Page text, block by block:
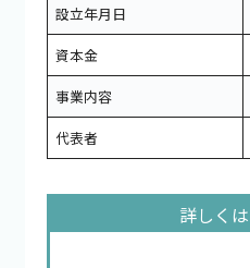
設立年月日
資本金
事業内容
代表者